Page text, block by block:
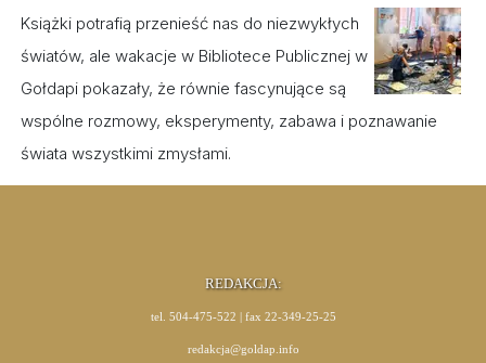
Książki potrafią przenieść nas do niezwykłych
światów, ale wakacje w Bibliotece Publicznej w
Gołdapi pokazały, że równie fascynujące są
wspólne rozmowy, eksperymenty, zabawa i poznawanie
świata wszystkimi zmysłami.
REDAKCJA:
tel. 504-475-522 | fax 22-349-25-25
redakcja@goldap.info